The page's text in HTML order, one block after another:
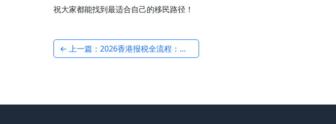
祝大家都能找到最适合自己的移民路径！
← 上一篇：2026香港报税全流程：报税时间线，一看就懂！